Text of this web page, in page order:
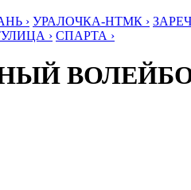
› УРАЛОЧКА-НТМК ›
› СПАРТА ›